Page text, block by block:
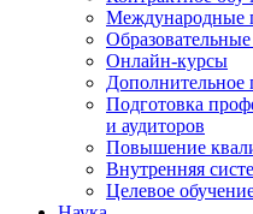
Международные
Онлайн-курсы
Дополнительное
Подготовка
и аудиторов
Повышение
Внутренняя
Целевое